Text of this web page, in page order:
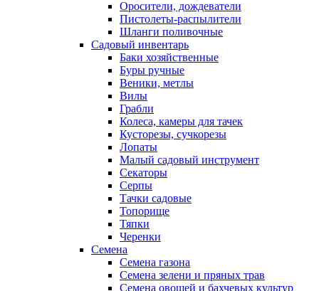
Оросители, дождеватели
Пистолеты-распылители
Шланги поливочные
Садовый инвентарь
Баки хозяйственные
Буры ручные
Веники, метлы
Вилы
Грабли
Колеса, камеры для тачек
Кусторезы, сучкорезы
Лопаты
Малый садовый инструмент
Секаторы
Серпы
Тачки садовые
Топорище
Тяпки
Черенки
Семена
Семена газона
Семена зелени и пряных трав
Семена овощей и бахчевых культур